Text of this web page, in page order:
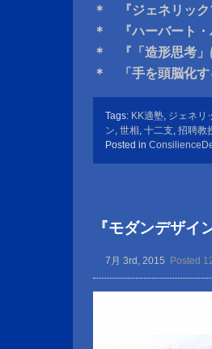
＊ 『ジェネリック
＊ 『ハーバート・
＊ 『「造形思考」
＊ 「手を頭脳化す
Tags: KK適塾, ジェネリ
ン, 世相, 十二支, 招聘教
Posted in
『モダンデザ
7月 3rd, 2015 Posted